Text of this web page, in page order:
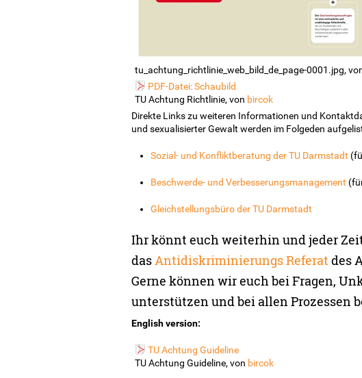
tu_achtung_richtlinie_web_bild_de_page-0001.jpg,
PDF-Datei: Schaubild
TU Achtung Richtlinie, von bircok
Direkte Links zu weiteren Informationen und
und sexualisierter Gewalt werden im Folgeden
Sozial- und Konfliktberatung der TU Darmstadt
Beschwerde- und Verbesserungsmanagement
Gleichstellungsbüro der TU Darmstadt
Ihr könnt euch weiterhin und jeder
dasAntidiskriminierungs Referat des
Gerne können wir euch bei Fragen,
unterstützen und bei allen Prozessen
English version:
TU Achtung Guideline
TU Achtung Guideline, von bircok